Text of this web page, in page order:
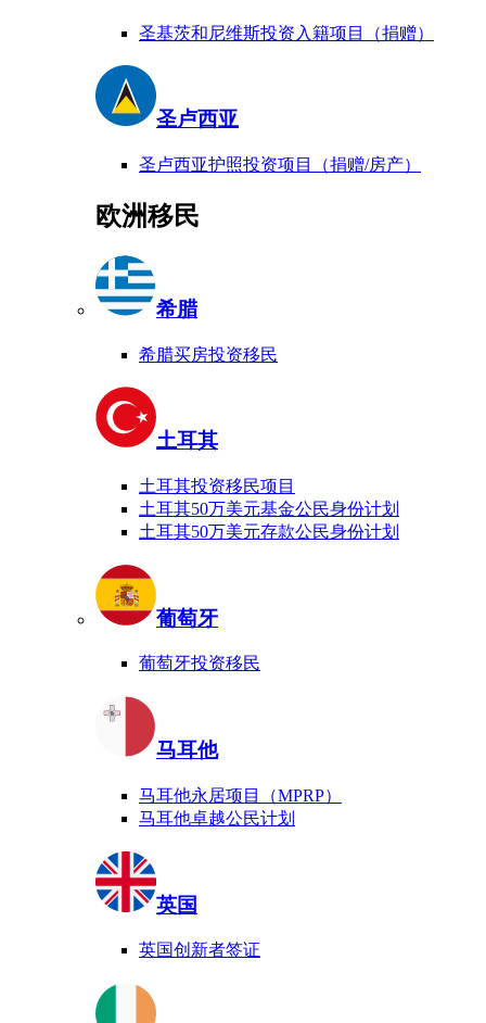
圣基茨和尼维斯投资入籍项目（捐赠）
圣卢西亚
圣卢西亚护照投资项目（捐赠/房产）
欧洲移民
希腊
希腊买房投资移民
土耳其
土耳其投资移民项目
土耳其50万美元基金公民身份计划
土耳其50万美元存款公民身份计划
葡萄牙
葡萄牙投资移民
马耳他
马耳他永居项目（MPRP）
马耳他卓越公民计划
英国
英国创新者签证